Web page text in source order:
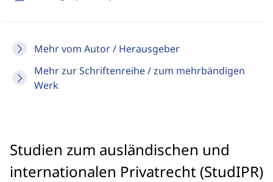
Mehr vom Autor / Herausgeber
Mehr zur Schriftenreihe / zum mehrbändigen
Werk
Studien zum ausländischen und
internationalen Privatrecht (StudIPR)